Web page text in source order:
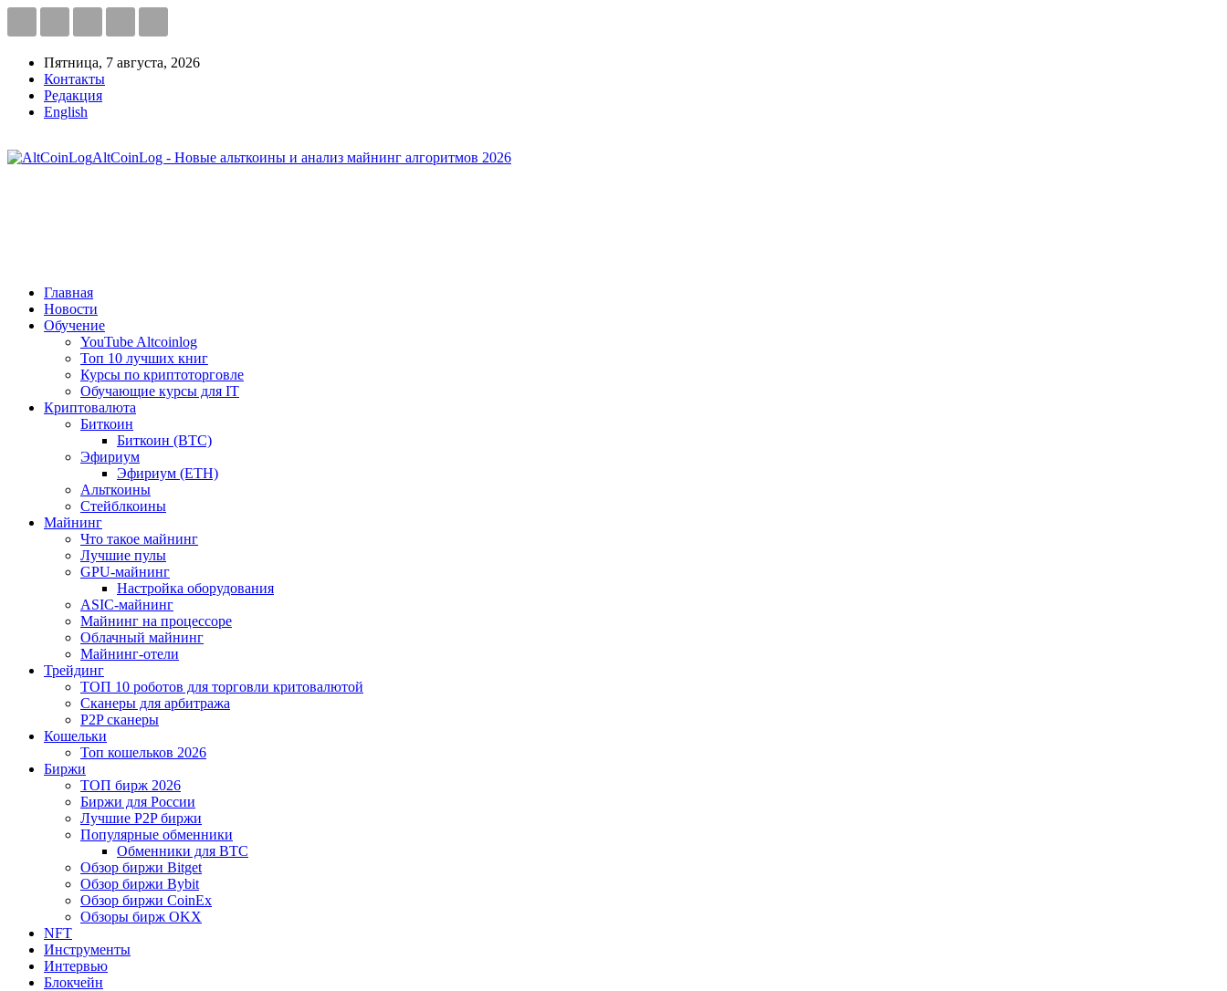
Пятница, 7 августа, 2026
Контакты
Редакция
English
AltCoinLog - Новые альткоины и анализ майнинг алгоритмов 2026
Главная
Новости
Обучение
YouTube Altcoinlog
Топ 10 лучших книг
Курсы по криптоторговле
Обучающие курсы для IT
Криптовалюта
Биткоин
Биткоин (BTC)
Эфириум
Эфириум (ETH)
Альткоины
Стейблкоины
Майнинг
Что такое майнинг
Лучшие пулы
GPU-майнинг
Настройка оборудования
ASIC-майнинг
Майнинг на процессоре
Облачный майнинг
Майнинг-отели
Трейдинг
ТОП 10 роботов для торговли критовалютой
Сканеры для арбитража
P2P сканеры
Кошельки
Топ кошельков 2026
Биржи
ТОП бирж 2026
Биржи для России
Лучшие P2P биржи
Популярные обменники
Обменники для BTC
Обзор биржи Bitget
Обзор биржи Bybit
Обзор биржи CoinEx
Обзоры бирж OKX
NFT
Инструменты
Интервью
Блокчейн